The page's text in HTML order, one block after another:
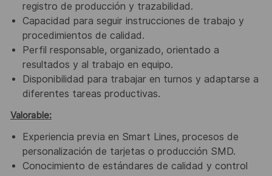
registro de producción y trazabilidad.
Capacidad para seguir instrucciones de trabajo y
procedimientos de calidad.
Perfil responsable, organizado, orientado a
resultados y al trabajo en equipo.
Disponibilidad para trabajar en turnos y adaptarse a
diferentes tareas productivas.
Valorable:
Experiencia previa en Smart Lines, procesos de
personalización de tarjetas o producción SMD.
Conocimiento de estándares de calidad y control